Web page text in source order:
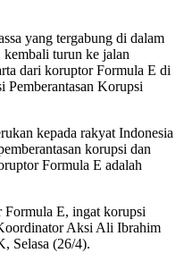
yang tergabung di dalam
turun ke jalan
dari koruptor Formula E di
Pemberantasan Korupsi
kepada rakyat Indonesia
korupsi dan
Formula E adalah
Formula E, ingat korupsi
Aksi Ali Ibrahim
Selasa (26/4).